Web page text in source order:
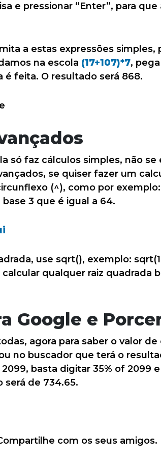
e pressionar “Enter”, para
a estas expressões
na escola (17+107)*7,
é feita. O resultado será 868.
só faz cálculos simples, não
se quiser fazer um
(^), como por
3 que é igual a 64.
use sqrt(), exemplo:
calcular qualquer raiz
Google e
agora para saber o valor
no buscador que terá o
basta digitar 35% of 2099
será de 734.65.
com os seus amigos.